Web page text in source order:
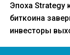
Эпоха Strategy
биткоина
инвесторы